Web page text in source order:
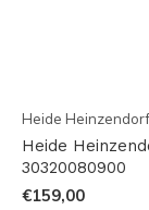
Heide
Heide
30320080900
€159,00